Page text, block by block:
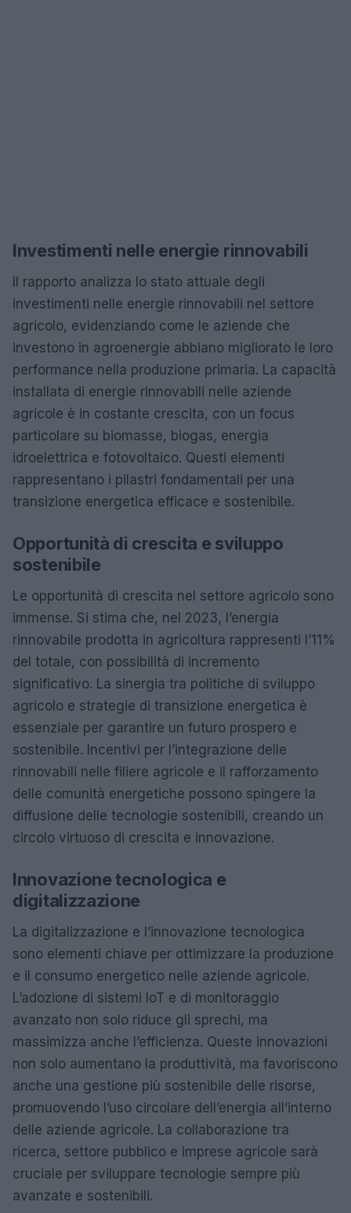
Investimenti nelle energie rinnovabili
Il rapporto analizza lo stato attuale degli
investimenti nelle energie rinnovabili nel settore
agricolo, evidenziando come le aziende che
investono in agroenergie abbiano migliorato le loro
performance nella produzione primaria. La capacità
installata di energie rinnovabili nelle aziende
agricole è in costante crescita, con un focus
particolare su biomasse, biogas, energia
idroelettrica e fotovoltaico. Questi elementi
rappresentano i pilastri fondamentali per una
transizione energetica efficace e sostenibile.
Opportunità di crescita e sviluppo
sostenibile
Le opportunità di crescita nel settore agricolo sono
immense. Si stima che, nel 2023, l’energia
rinnovabile prodotta in agricoltura rappresenti l’11%
del totale, con possibilità di incremento
significativo. La sinergia tra politiche di sviluppo
agricolo e strategie di transizione energetica è
essenziale per garantire un futuro prospero e
sostenibile. Incentivi per l’integrazione delle
rinnovabili nelle filiere agricole e il rafforzamento
delle comunità energetiche possono spingere la
diffusione delle tecnologie sostenibili, creando un
circolo virtuoso di crescita e innovazione.
Innovazione tecnologica e
digitalizzazione
La digitalizzazione e l’innovazione tecnologica
sono elementi chiave per ottimizzare la produzione
e il consumo energetico nelle aziende agricole.
L’adozione di sistemi IoT e di monitoraggio
avanzato non solo riduce gli sprechi, ma
massimizza anche l’efficienza. Queste innovazioni
non solo aumentano la produttività, ma favoriscono
anche una gestione più sostenibile delle risorse,
promuovendo l’uso circolare dell’energia all’interno
delle aziende agricole. La collaborazione tra
ricerca, settore pubblico e imprese agricole sarà
cruciale per sviluppare tecnologie sempre più
avanzate e sostenibili.